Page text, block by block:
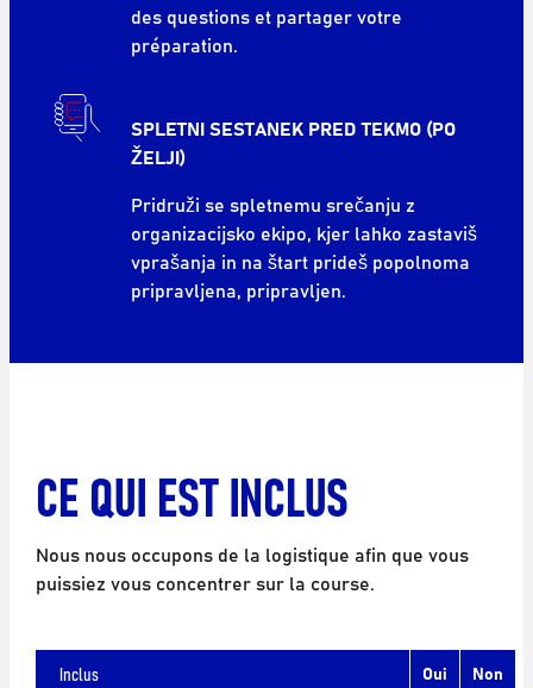
des questions et partager votre
préparation.
SPLETNI SESTANEK PRED TEKMO (PO
ŽELJI)
Pridruži se spletnemu srečanju z
organizacijsko ekipo, kjer lahko zastaviš
vprašanja in na štart prideš popolnoma
pripravljena, pripravljen.
CE QUI EST INCLUS
Nous nous occupons de la logistique afin que vous
puissiez vous concentrer sur la course.
Inclus Oui Non